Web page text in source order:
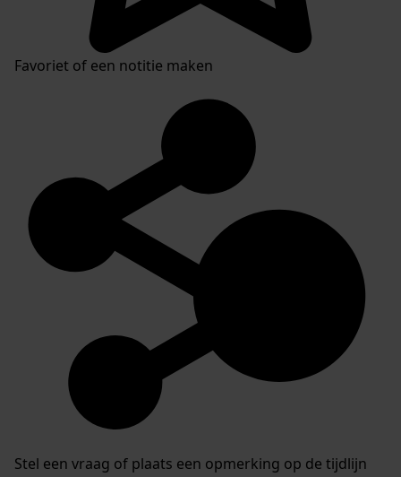
Favoriet of een notitie maken
Stel een vraag of plaats een opmerking op de tijdlijn